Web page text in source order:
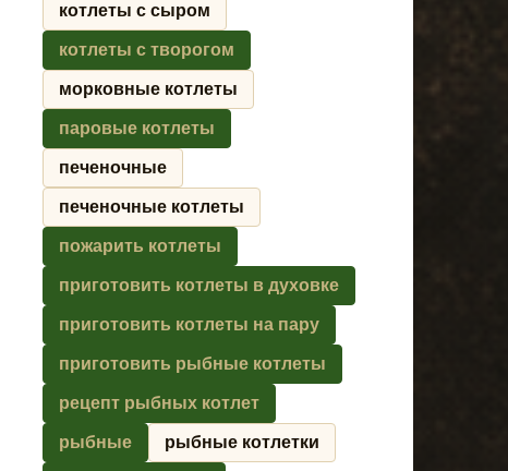
котлеты с сыром
котлеты с творогом
морковные котлеты
паровые котлеты
печеночные
печеночные котлеты
пожарить котлеты
приготовить котлеты в духовке
приготовить котлеты на пару
приготовить рыбные котлеты
рецепт рыбных котлет
рыбные рыбные котлетки